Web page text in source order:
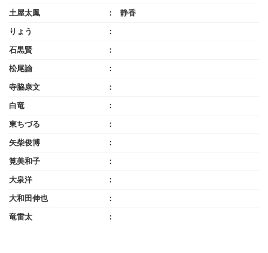
土屋太鳳 静香
りょう
石黒賢
松尾諭
寺脇康文
白竜
東ちづる
矢柴俊博
筧美和子
大泉洋
大和田伸也
竜雷太